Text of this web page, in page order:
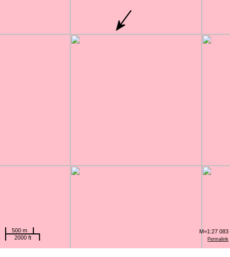
Permalink
500 m
2000 ft
M=1:27 083